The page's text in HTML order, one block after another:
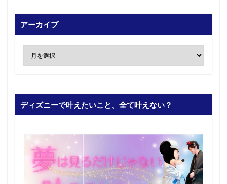
アーカイブ
ディズニーで叶えたいこと、全て叶えない？